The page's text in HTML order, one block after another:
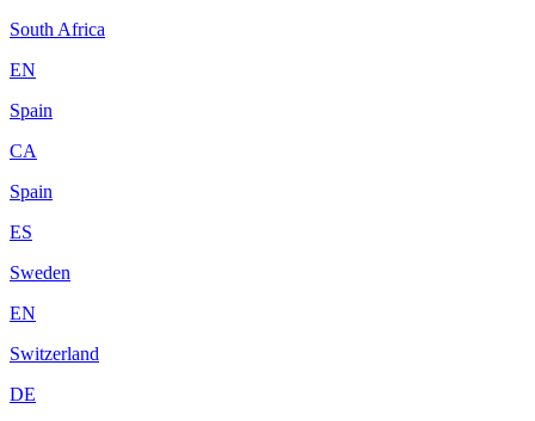
South Africa
EN
Spain
CA
Spain
ES
Sweden
EN
Switzerland
DE